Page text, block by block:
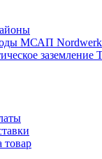
МСАП Nordwerk
заземление
товар